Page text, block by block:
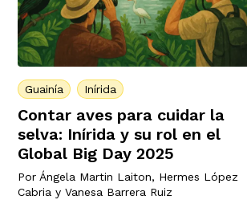
Guainía Inírida
Contar aves para cuidar la
selva: Inírida y su rol en el
Global Big Day 2025
Por Ángela Martin Laiton, Hermes López
Cabria y Vanesa Barrera Ruiz